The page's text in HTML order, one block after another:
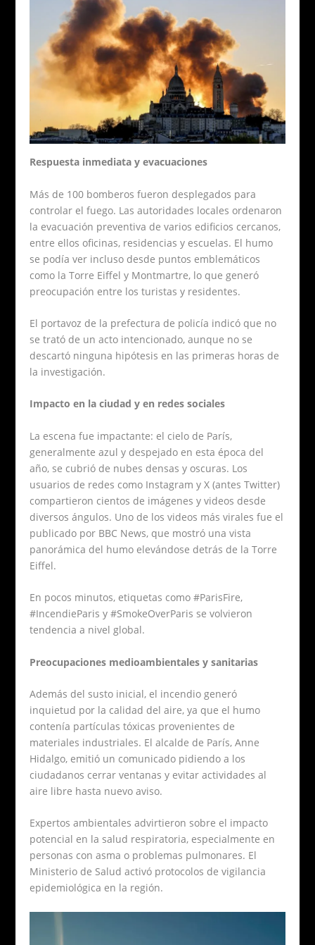
Respuesta inmediata y evacuaciones
Más de 100 bomberos fueron desplegados para
controlar el fuego. Las autoridades locales ordenaron
la evacuación preventiva de varios edificios cercanos,
entre ellos oficinas, residencias y escuelas. El humo
se podía ver incluso desde puntos emblemáticos
como la Torre Eiffel y Montmartre, lo que generó
preocupación entre los turistas y residentes.
El portavoz de la prefectura de policía indicó que no
se trató de un acto intencionado, aunque no se
descartó ninguna hipótesis en las primeras horas de
la investigación.
Impacto en la ciudad y en redes sociales
La escena fue impactante: el cielo de París,
generalmente azul y despejado en esta época del
año, se cubrió de nubes densas y oscuras. Los
usuarios de redes como Instagram y X (antes Twitter)
compartieron cientos de imágenes y videos desde
diversos ángulos. Uno de los videos más virales fue el
publicado por BBC News, que mostró una vista
panorámica del humo elevándose detrás de la Torre
Eiffel.
En pocos minutos, etiquetas como #ParisFire,
#IncendieParis y #SmokeOverParis se volvieron
tendencia a nivel global.
Preocupaciones medioambientales y sanitarias
Además del susto inicial, el incendio generó
inquietud por la calidad del aire, ya que el humo
contenía partículas tóxicas provenientes de
materiales industriales. El alcalde de París, Anne
Hidalgo, emitió un comunicado pidiendo a los
ciudadanos cerrar ventanas y evitar actividades al
aire libre hasta nuevo aviso.
Expertos ambientales advirtieron sobre el impacto
potencial en la salud respiratoria, especialmente en
personas con asma o problemas pulmonares. El
Ministerio de Salud activó protocolos de vigilancia
epidemiológica en la región.